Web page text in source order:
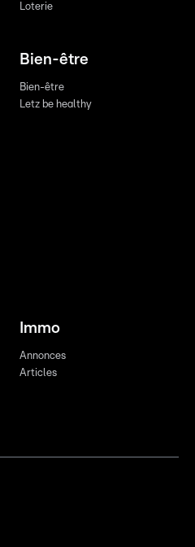
Loterie
Bien-être
Bien-être
Letz be healthy
Immo
Annonces
Articles